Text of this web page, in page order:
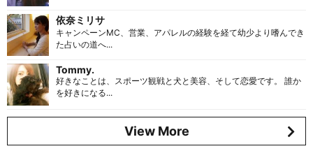
依奈ミリサ
キャンペーンMC、営業、アパレルの経験を経て幼少より嗜んでき
た占いの道へ...
Tommy.
好きなことは、スポーツ観戦と犬と美容、そして恋愛です。 誰か
を好きになる...
View More